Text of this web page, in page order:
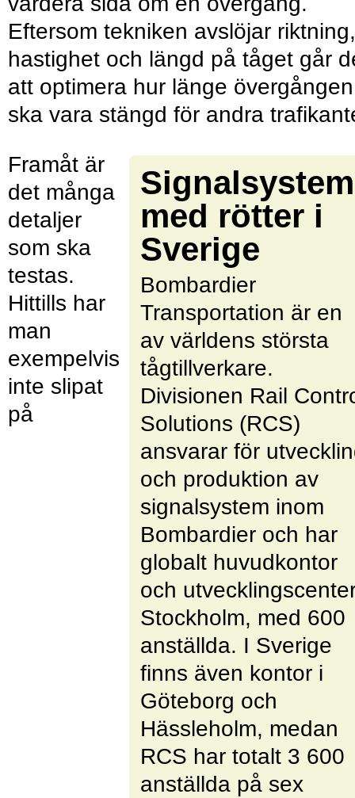
Eftersom tekniken avslöjar riktning,
hastighet och längd på tåget går
att optimera hur länge övergången
ska vara stängd för andra
Signalsystem
med rötter i
Sverige
Bombardier
Transportation är en
av världens största
tågtillverkare.
Divisionen Rail
Solutions (RCS)
ansvarar för
och produktion av
signalsystem inom
Bombardier och har
globalt huvudkontor
och
Stockholm, med 600
anställda. I Sverige
finns även kontor i
Göteborg och
Hässleholm, medan
RCS har totalt 3 600
anställda på sex
Framåt är
det många
detaljer
som ska
testas.
Hittills har
man
exempelvis
inte slipat
på